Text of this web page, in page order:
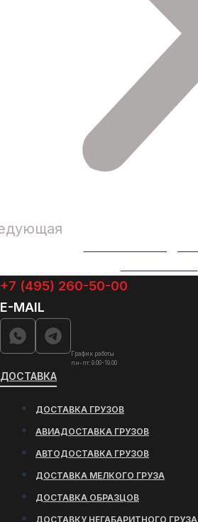
+7 (495) 260-50-00
E-MAIL
График работы
пн-пт: 9.00-19.00
ДОСТАВКА
ДОСТАВКА ГРУЗОВ
АВИАДОСТАВКА ГРУЗОВ
АВТОДОСТАВКА ГРУЗОВ
ДОСТАВКА МЕЛКОГО ГРУЗА
ДОСТАВКА ОБРАЗЦОВ
ДОСТАВКУ НЕГАБАРИТНОГО ГРУЗА